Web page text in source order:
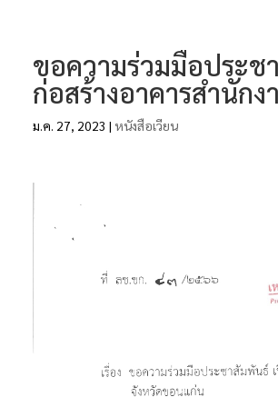
ขอความร่วมมือประช
ก่อสร้างอาคารสำนัก
ม.ค. 27, 2023 | หนังสือเวียน